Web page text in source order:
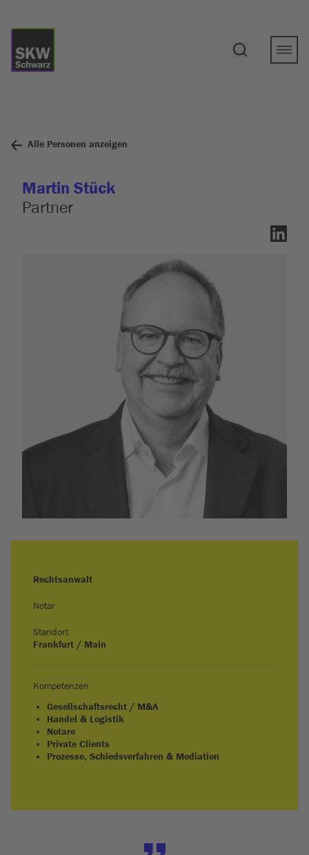
Alle Personen anzeigen
Martin Stück
Partner
Rechtsanwalt
Notar
Standort
Frankfurt / Main
Kompetenzen
Gesellschaftsrecht / M&A
Handel & Logistik
Notare
Private Clients
Prozesse, Schiedsverfahren & Mediation